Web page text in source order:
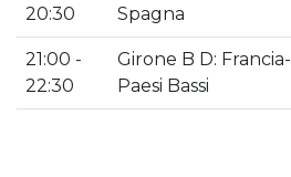
20:30
Spagna
21:00 -
22:30
Girone B D: Francia-
Paesi Bassi